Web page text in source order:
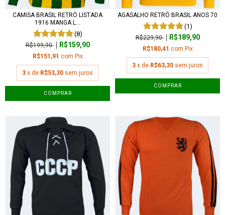
CAMISA BRASIL RETRÔ LISTADA
1916 MANGA L...
(8)
R$199,90 R$159,90
R$151,91 com Pix
3 x de R$53,30 sem juros
COMPRAR
AGASALHO RETRÔ BRASIL ANOS 70
(1)
R$229,90 R$189,90
R$180,41 com Pix
3 x de R$63,30 sem juros
COMPRAR